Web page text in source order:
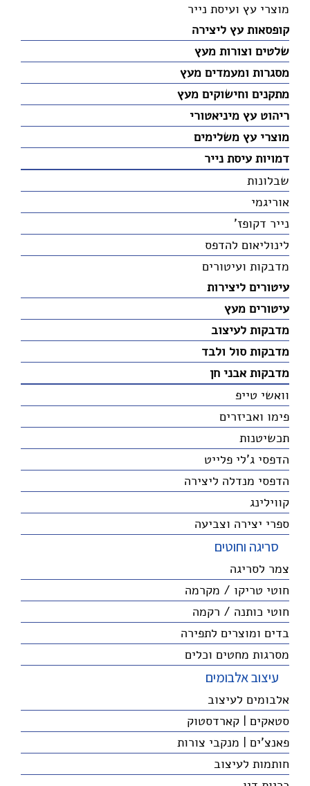
מוצרי עץ ועיסת נייר
קופסאות עץ ליצירה
שלטים וצורות מעץ
מסגרות ומעמדים מעץ
מתקנים וחישוקים מעץ
ריהוט עץ מיניאטורי
מוצרי עץ משלימים
דמויות עיסת נייר
שבלונות
אוריגמי
נייר דקופז'
לינוליאום להדפס
מדבקות ועיטורים
עיטורים ליצירות
עיטורים מעץ
מדבקות לעיצוב
מדבקות סול ולבד
מדבקות אבני חן
וואשי טייפ
פימו ואביזרים
תכשיטנות
הדפסי ג'לי פלייט
הדפסי מנדלה ליצירה
קווילינג
ספרי יצירה וצביעה
סריגה וחוטים
צמר לסריגה
חוטי טריקו / מקרמה
חוטי כותנה / רקמה
בדים ומוצרים לתפירה
מסרגות מחטים וכלים
עיצוב אלבומים
אלבומים לעיצוב
סטאקים | קארדסטוק
פאנצ'ים | מנקבי צורות
חותמות לעיצוב